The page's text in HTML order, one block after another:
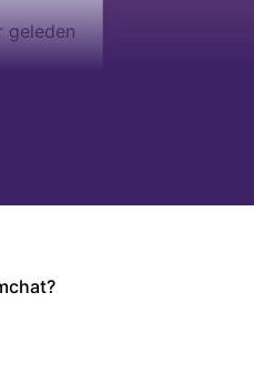
geleden